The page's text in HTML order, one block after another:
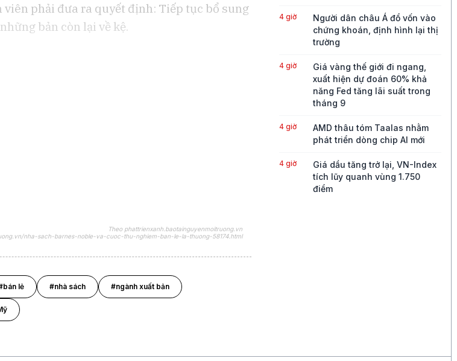
phải đưa ra quyết định: Tiếp tục bổ sung
bản còn lại về kệ.
4 giờ
Người dân châu Á đổ vốn vào
chứng khoán, định hình lại thị
trường
4 giờ
Giá vàng thế giới đi ngang,
xuất hiện dự đoán 60% khả
năng Fed tăng lãi suất trong
tháng 9
4 giờ
AMD thâu tóm Taalas nhằm
phát triển dòng chip AI mới
4 giờ
Giá dầu tăng trở lại, VN-Index
tích lũy quanh vùng 1.750
điểm
Theo phattrienxanh.baotainguyenmoitruong.vn
nha-sach-barnes-noble-va-cuoc-thu-nghiem-ban-le-la-thuong-58174.html
lẻ #nhà sách #ngành xuất bản